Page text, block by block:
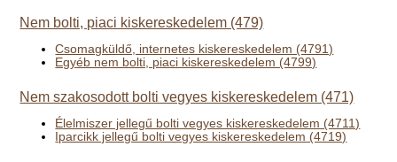
Nem bolti, piaci kiskereskedelem (479)
Csomagküldő, internetes kiskereskedelem (4791)
Egyéb nem bolti, piaci kiskereskedelem (4799)
Nem szakosodott bolti vegyes kiskereskedelem (471)
Élelmiszer jellegű bolti vegyes kiskereskedelem (4711)
Iparcikk jellegű bolti vegyes kiskereskedelem (4719)